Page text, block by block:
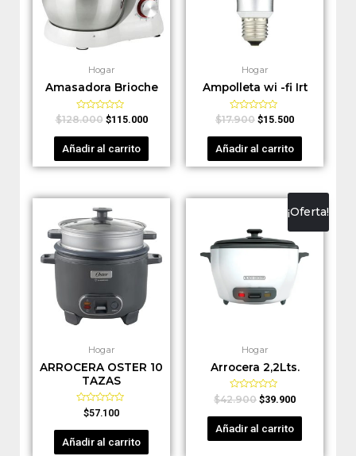
Hogar
Amasadora Brioche
Valorado
0
5
$128.000 $115.000
Añadir al carrito
Hogar
Ampolleta wi -fi Irt
Valorado
0
5
$17.900 $15.500
Añadir al carrito
Hogar
ARROCERA OSTER 10
TAZAS
Valorado
en
0
5
$57.100
Añadir al carrito
¡Oferta!
Hogar
Arrocera 2,2Lts.
Valorado
en
0
5
$42.900 $39.900
Añadir al carrito